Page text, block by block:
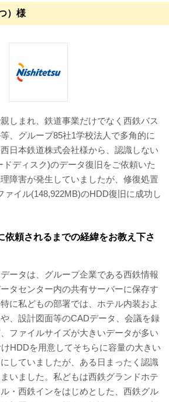
）様
しまれ、鉄道事業だけでなく西鉄バス
、グループ85社1学校法人で多角的に
日本鉄道株式会社様から、認識しない
ディスク)のデータ復旧をご依頼いた
障害が発生していましたが、修復処置
ァイル(148,922MB)のHDD復旧に成功し
依頼されるまでの経緯をお教え下さ
ータは、グループ企業である西鉄情報
タセンター内の共有サーバーに保存す
に私どもの部署では、ホテル内装およ
、設計図面等のCADデータ、会議を録
ファイルサイズが大きいデータが多い
HDDを用意してそちらに容量の大きい
していましたが、ある日まったく認識
いました。私どもは西鉄グランドホテ
・西鉄インをはじめとした、西鉄グル
問
ーク認定
認証
に基づく表記
社概要